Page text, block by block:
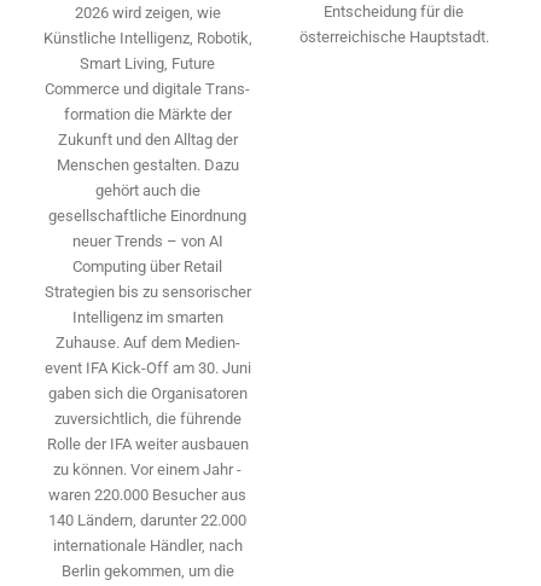
2026 wird ­zeigen, wie
Künstliche Intelligenz, Robotik,
Smart Living, Future
Commerce und digitale Trans­
formation die Märkte der
Zukunft und den Alltag der
Menschen gestalten. Dazu
gehört auch die
gesellschaftliche Einordnung
neuer Trends – von AI
Computing über Retail
Strategien bis zu sensorischer
Intelligenz im smarten
Zuhause. Auf dem Medien­
event IFA Kick-Off am 30. Juni
gaben sich die Organisatoren
zuversichtlich, die führende
Rolle der IFA weiter ausbauen
zu können. Vor einem Jahr ­
waren 220.000 Besucher aus
140 ­Ländern, ­darunter 22.000
internationale Händler, nach
Berlin gekommen, um die
Entscheidung für die
österreichische Hauptstadt.